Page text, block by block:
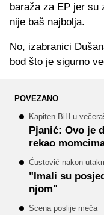
baraža za EP jer su
nije baš najbolja.
No, izabranici
bod što je sigurno
POVEZANO
Kapiten BiH u
Pjanić: Ovo je
rekao
Ćustović nakon
"Imali su
njom"
Scena poslije meča